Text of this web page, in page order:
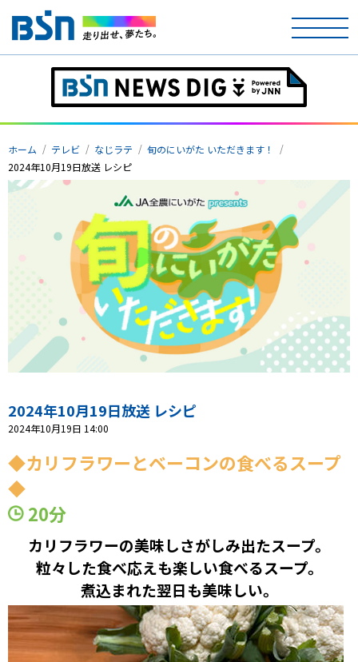
テレビ
ラジオ
アナウンサー
イベント
ニュース
コンテンツ・アプリ
ショッピング
会社概要・ビジョン
ホーム テレビ なじラテ
旬のにいがた いただきます！
2024年10月19日放送 レシピ
2024年10月19日放送 レシピ
2024年10月19日 14:00
◆カリフラワーとベーコンの食べるスープ
◆
20分
カリフラワーの美味しさがしみ出たスープ。
粒々した食べ応えも楽しい食べるスープ。
煮込まれた翌日も美味しい。